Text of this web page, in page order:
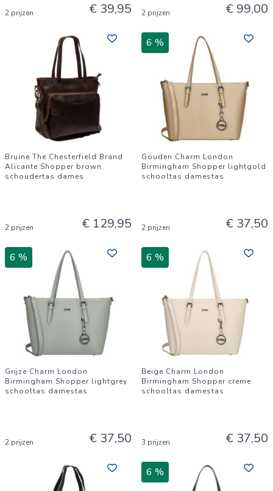
2 prijzen € 39,95 2 prijzen € 99,00
Bruine The Chesterfield Brand
Alicante Shopper brown
schoudertas dames
2 prijzen € 129,95
6 %
Gouden Charm London
Birmingham Shopper lightgold
schooltas damestas
2 prijzen € 37,50
6 %
Grijze Charm London
Birmingham Shopper lightgrey
schooltas damestas
2 prijzen € 37,50
6 %
Beige Charm London
Birmingham Shopper creme
schooltas damestas
3 prijzen € 37,50
6 %